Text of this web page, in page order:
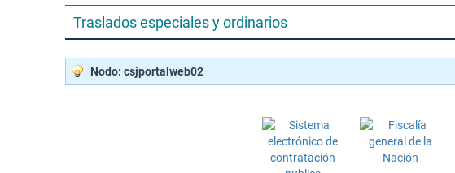
Traslados especiales y ordinarios
Nodo: csjportalweb02